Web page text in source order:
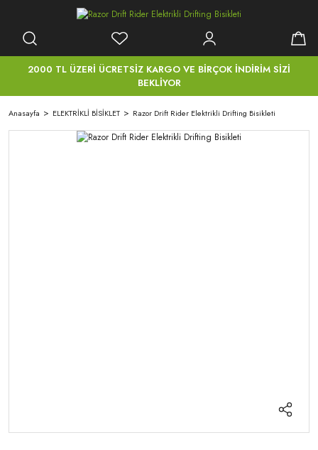
2000 TL ÜZERİ ÜCRETSİZ KARGO VE BİRÇOK İNDİRİM SİZİ
BEKLİYOR
Anasayfa ELEKTRİKLİ BİSİKLET Razor Drift Rider Elektrikli Drifting Bisikleti